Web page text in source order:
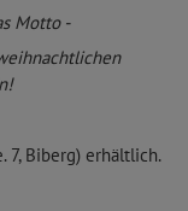
Motto -
7, Biberg) erhältlich.